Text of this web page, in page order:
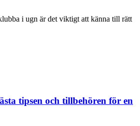
i ugn är det viktigt att känna till rätt
tipsen och tillbehören för en